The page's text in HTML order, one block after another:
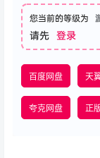
您当前的等级为
请先 登录
百度网盘 天
夸克网盘 正